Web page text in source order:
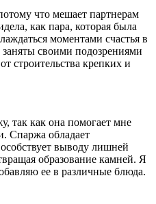
что мешает партнерам
как пара, которая была
моментами счастья в
своими подозрениями
строительства крепких и
так как она помогает мне
Спаржа обладает
выводу лишней
образование камней. Я
ее в различные блюда.